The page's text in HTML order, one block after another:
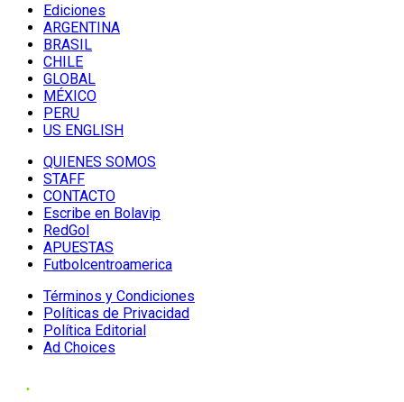
Ediciones
ARGENTINA
BRASIL
CHILE
GLOBAL
MÉXICO
PERU
US ENGLISH
QUIENES SOMOS
STAFF
CONTACTO
Escribe en Bolavip
RedGol
APUESTAS
Futbolcentroamerica
Términos y Condiciones
Políticas de Privacidad
Política Editorial
Ad Choices